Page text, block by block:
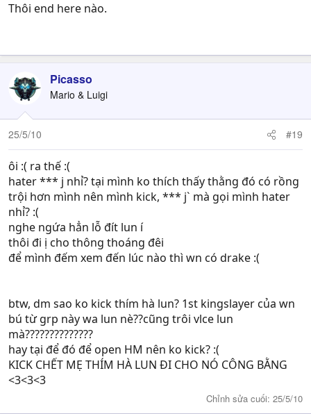
Thôi end here nào.
Picasso
Mario & Luigi
25/5/10 #19
ôi :( ra thế :(
hater *** j nhỉ? tại mình ko thích thấy thằng đó có rồng
trội hơn mình nên mình kick, *** j` mà gọi mình hater
nhỉ? :(
nghe ngứa hẳn lỗ đít lun í
thôi đi ị cho thông thoáng đêi
để mình đếm xem đến lúc nào thì wn có drake :(
btw, dm sao ko kick thím hà lun? 1st kingslayer của wn
bú từ grp này wa lun nè??cũng trôi vlce lun
mà??????????????
hay tại để đó để open HM nên ko kick? :(
KICK CHẾT MẸ THÍM HÀ LUN ĐI CHO NÓ CÔNG BẰNG
<3<3<3
Chỉnh sửa cuối: 25/5/10